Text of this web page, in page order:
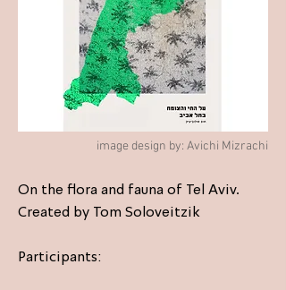
image design by: Avichi Mizrachi
On the flora and fauna of Tel Aviv.
Created by Tom Soloveitzik
Participants: